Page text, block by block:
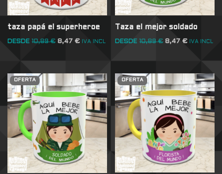
taza papá el superheroe
DESDE 10,89€ 8,47 € IVA INCL
Taza el mejor soldado
DESDE 10,89€ 8,47€ IVA INCL
OFERTA OFERTA